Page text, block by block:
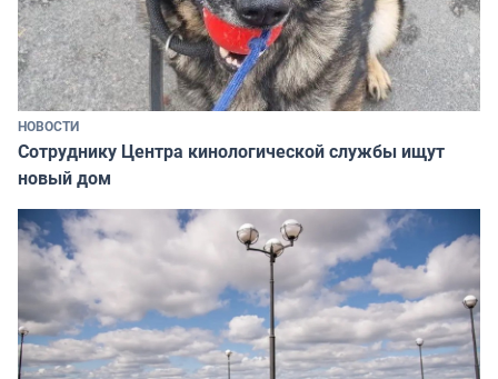
НОВОСТИ
Сотруднику Центра кинологической службы ищут
новый дом